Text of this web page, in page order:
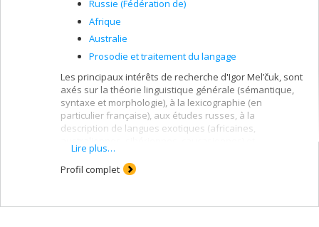
Russie (Fédération de)
Afrique
Australie
Prosodie et traitement du langage
Les principaux intérêts de recherche d'Igor Mel’čuk, sont
axés sur la théorie linguistique générale (sémantique,
syntaxe et morphologie), à la lexicographie (en
particulier française), aux études russes, à la
description de langues exotiques (africaines,
au traitement du langage naturel en intelligence
artificielle.
Lire plus…
Profil complet